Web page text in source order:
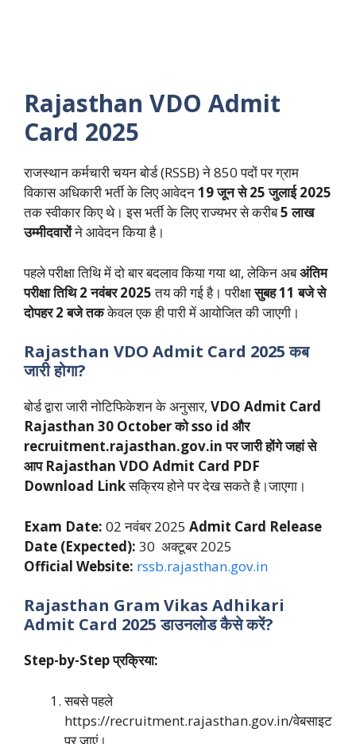
Rajasthan VDO Admit
Card 2025
राजस्थान कर्मचारी चयन बोर्ड (RSSB) ने 850 पदों पर ग्राम
विकास अधिकारी भर्ती के लिए आवेदन19 जून से 25 जुलाई 2025
तक स्वीकार किए थे। इस भर्ती के लिए राज्यभर से करीब5 लाख
उम्मीदवारोंने आवेदन किया है।
पहले परीक्षा तिथि में दो बार बदलाव किया गया था, लेकिन अबअंतिम
परीक्षा तिथि 2 नवंबर 2025तय की गई है। परीक्षासुबह 11 बजे से
दोपहर 2 बजे तककेवल एक ही पारी में आयोजित की जाएगी।
Rajasthan VDO Admit Card 2025 कब
जारी होगा?
बोर्ड द्वारा जारी नोटिफिकेशन के अनुसार, VDO Admit Card
Rajasthan 30 October को sso id और
recruitment.rajasthan.gov.in पर जारी होंगे जहां से
आप Rajasthan VDO Admit Card PDF
Download Linkसक्रिय होने पर देख सकते है।जाएगा।
Exam Date: 02 नवंबर 2025 Admit Card Release
Date (Expected): 30 अक्टूबर 2025
Official Website: rssb.rajasthan.gov.in
Rajasthan Gram Vikas Adhikari
Admit Card 2025 डाउनलोड कैसे करें?
Step-by-Step प्रक्रिया:
सबसे पहले
https://recruitment.rajasthan.gov.in/वेबसाइट
पर जाएं।